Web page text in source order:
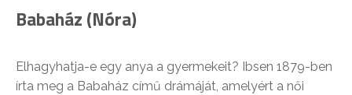
Babaház (Nóra)
Elhagyhatja-e egy anya a gyermekeit? Ibsen 1879-ben
írta meg a Babaház című drámáját, amelyért a női